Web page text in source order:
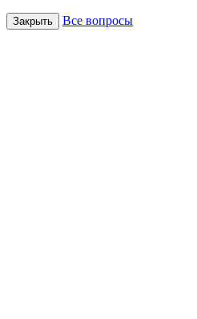
Закрыть Все вопросы